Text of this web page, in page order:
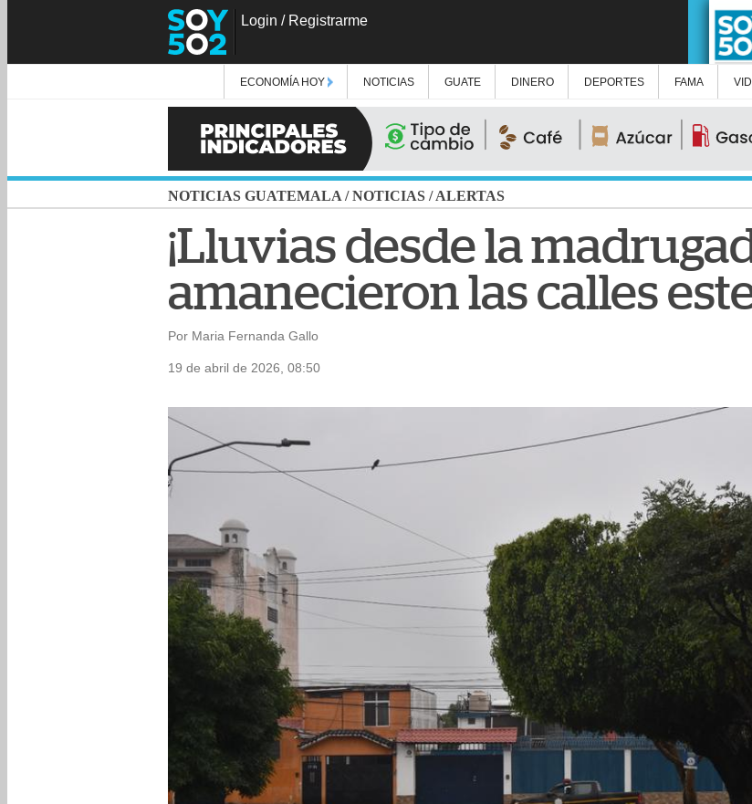
Login / Registrarme
ECONOMÍA HOY NOTICIAS GUATE DINERO DEPORTES FAMA
NOTICIAS GUATEMALA /NOTICIAS /ALERTAS
¡Lluvias desde la
amanecieron las calles
Por Maria Fernanda Gallo
19 de abril de 2026, 08:50